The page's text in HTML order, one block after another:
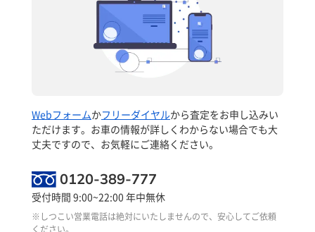
Webフォームかフリーダイヤルから査定をお申し込みい
ただけます。お車の情報が詳しくわからない場合でも大
丈夫ですので、お気軽にご連絡ください。
0120-389-777
受付時間 9:00~22:00 年中無休
※しつこい営業電話は絶対にいたしませんので、安心してご依頼
ください。